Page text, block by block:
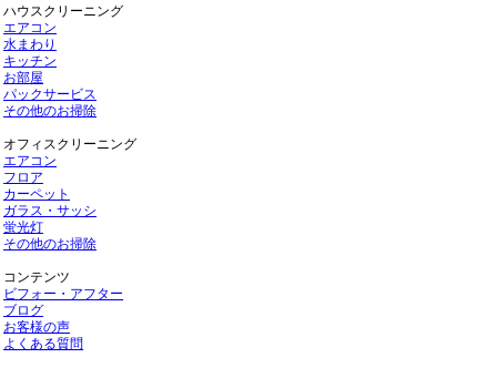
ハウスクリーニング
エアコン
水まわり
キッチン
お部屋
パックサービス
その他のお掃除
オフィスクリーニング
エアコン
フロア
カーペット
ガラス・サッシ
蛍光灯
その他のお掃除
コンテンツ
ビフォー・アフター
ブログ
お客様の声
よくある質問